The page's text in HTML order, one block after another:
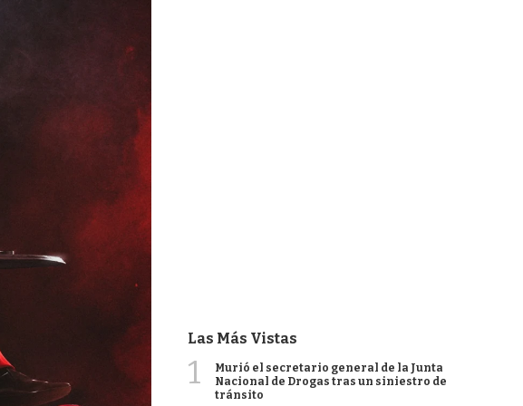
Las Más Vistas
1
Murió el secretario general de la Junta
Nacional de Drogas tras un siniestro de
tránsito